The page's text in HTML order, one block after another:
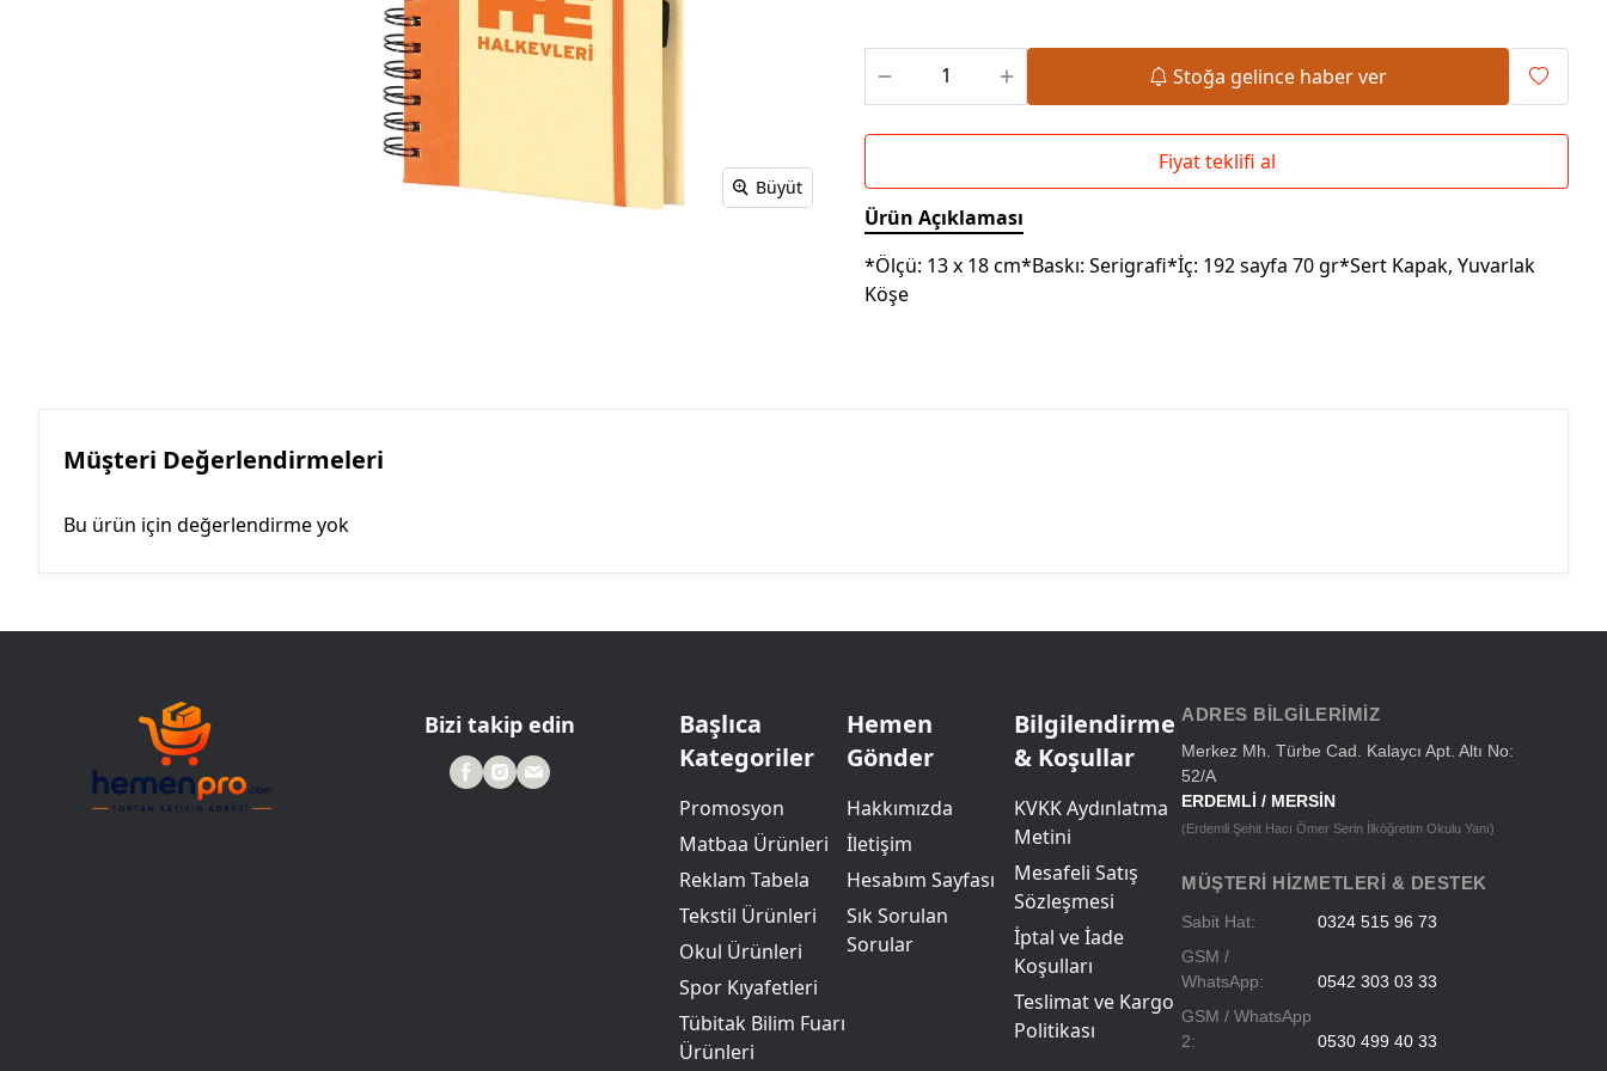
Roller Kalemler
Scrikss Kalemler
Powerbank Defter
Wireless Masa Lambası
Baskılı Masa Örtüsü
Büyüt
Stoğa gelince haber ver
Fiyat teklifi al
Ürün Açıklaması
*Ölçü: 13 x 18 cm*Baskı: Serigrafi*İç: 192 sayfa 70 gr*Sert Kapak, Yuvarlak
Köşe
Müşteri Değerlendirmeleri
Bu ürün için değerlendirme yok
Bizi takip edin
Başlıca
Kategoriler
Promosyon
Matbaa Ürünleri
Reklam Tabela
Tekstil Ürünleri
Okul Ürünleri
Spor Kıyafetleri
Tübitak Bilim Fuarı
Ürünleri
Hemen
Gönder
Hakkımızda
İletişim
Hesabım Sayfası
Sık Sorulan
Sorular
Bilgilendirme
& Koşullar
KVKK Aydınlatma
Metini
Mesafeli Satış
Sözleşmesi
İptal ve İade
Koşulları
Teslimat ve Kargo
Politikası
ADRES BILGILERIMIZ
Merkez Mh. Türbe Cad. Kalaycı Apt. Altı No:
52/A
ERDEMLİ / MERSİN
(Erdemli Şehit Hacı Ömer Serin İlköğretim Okulu Yanı)
MÜŞTERI HIZMETLERI & DESTEK
Sabit Hat:
0324 515 96 73
GSM /
WhatsApp:
0542 303 03 33
GSM / WhatsApp
2:
0530 499 40 33